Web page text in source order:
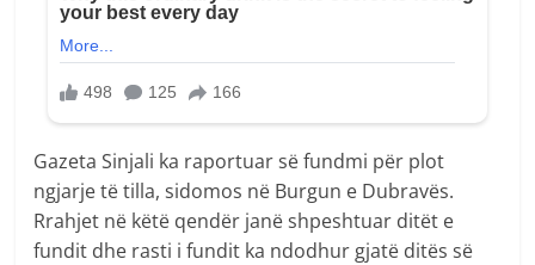
Gazeta Sinjali ka raportuar së fundmi për plot
ngjarje të tilla, sidomos në Burgun e Dubravës.
Rrahjet në këtë qendër janë shpeshtuar ditët e
fundit dhe rasti i fundit ka ndodhur gjatë ditës së